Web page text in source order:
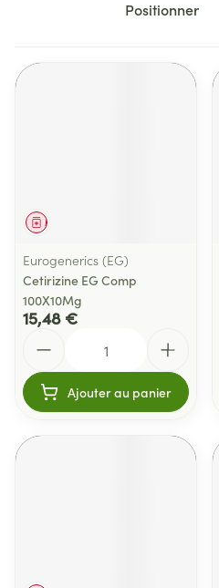
Trier par:
Médicament
Eurogenerics (EG)
Cetirizine EG Comp
100X10Mg
15,48 €
Ajouter au panier